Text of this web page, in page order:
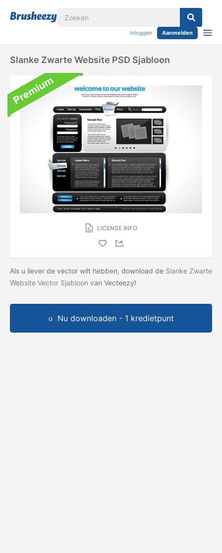
Inloggen Aanmelden
Slanke Zwarte Website PSD Sjabloon
LICENSE INFO
Als u liever de vector wilt hebben, download de Slanke Zwarte
Website Vector Sjabloon van Vecteezy!
Nu downloaden - 1 kredietpunt